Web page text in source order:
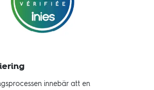
innebär att en